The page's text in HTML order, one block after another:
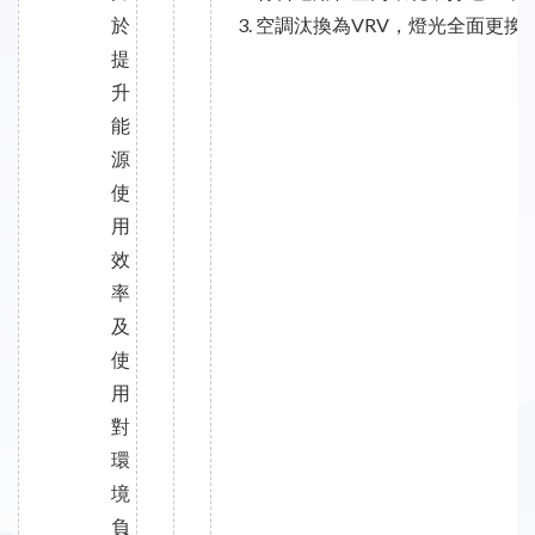
於
提
升
能
源
使
用
效
率
及
使
用
對
環
境
負
空調汰換為VRV，燈光全面更換